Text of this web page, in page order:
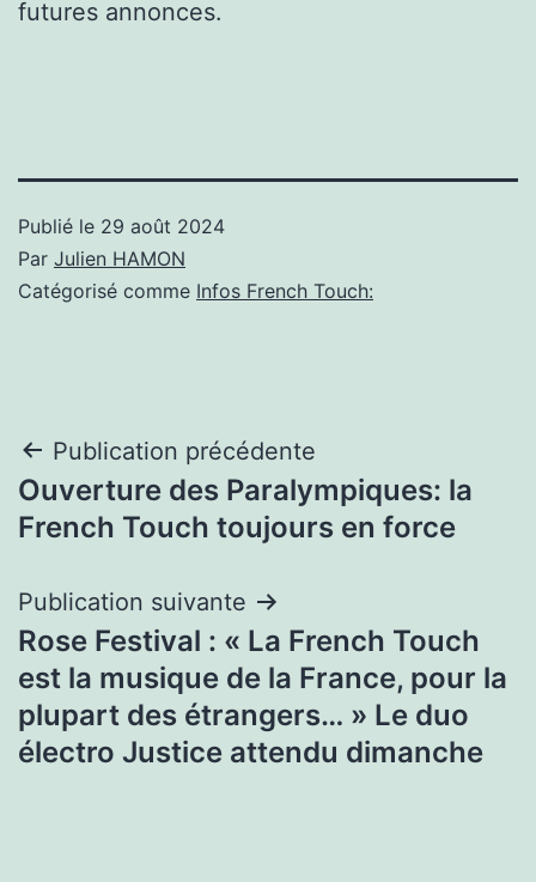
futures annonces.
Publié le 29 août 2024
Par Julien HAMON
Catégorisé comme Infos French Touch:
Navigation
de
Publication précédente
Ouverture des Paralympiques: la
French Touch toujours en force
Publication suivante
Rose Festival : « La French Touch
est la musique de la France, pour la
plupart des étrangers… » Le duo
électro Justice attendu dimanche